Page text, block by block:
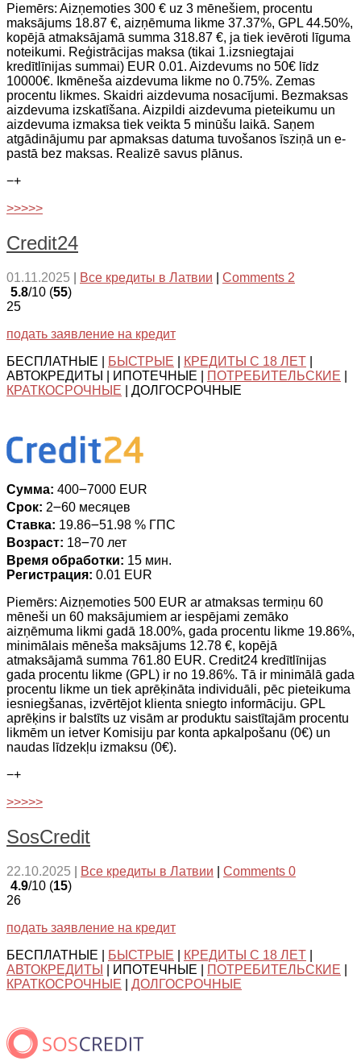
Piemērs: Aizņemoties 300 € uz 3 mēnešiem, procentu
maksājums 18.87 €, aizņēmuma likme 37.37%, GPL 44.50%,
kopējā atmaksājamā summa 318.87 €, ja tiek ievēroti līguma
noteikumi. Reģistrācijas maksa (tikai 1.izsniegtajai
kredītlīnijas summai) EUR 0.01. Aizdevums no 50€ līdz
10000€. Ikmēneša aizdevuma likme no 0.75%. Zemas
procentu likmes. Skaidri aizdevuma nosacījumi. Bezmaksas
aizdevuma izskatīšana. Aizpildi aizdevuma pieteikumu un
aizdevuma izmaksa tiek veikta 5 minūšu laikā. Saņem
atgādinājumu par apmaksas datuma tuvošanos īsziņā un e-
pastā bez maksas. Realizē savus plānus.
−+
>>>>>
Credit24
01.11.2025 Все кредиты в Латвии
Comments 2
5.8/10 (55)
25
подать заявление на кредит
БЕСПЛАТНЫЕ |
БЫСТРЫЕ КРЕДИТЫ С 18 ЛЕТ
АВТОКРЕДИТЫ | ИПОТЕЧНЫЕ |
ПОТРЕБИТЕЛЬСКИЕ
КРАТКОСРОЧНЫЕ | ДОЛГОСРОЧНЫЕ
Сумма: 400౼7000 EUR
Срок: 2౼60 месяцев
Ставка: 19.86౼51.98 % ГПС
Возраст: 18౼70 лет
Время обработки: 15 мин.
Регистрация: 0.01 EUR
Piemērs: Aizņemoties 500 EUR ar atmaksas termiņu 60
mēneši un 60 maksājumiem ar iespējami zemāko
aizņēmuma likmi gadā 18.00%, gada procentu likme 19.86%,
minimālais mēneša maksājums 12.78 €, kopējā
atmaksājamā summa 761.80 EUR. Credit24 kredītlīnijas
gada procentu likme (GPL) ir no 19.86%. Tā ir minimālā gada
procentu likme un tiek aprēķināta individuāli, pēc pieteikuma
iesniegšanas, izvērtējot klienta sniegto informāciju. GPL
aprēķins ir balstīts uz visām ar produktu saistītajām procentu
likmēm un ietver Komisiju par konta apkalpošanu (0€) un
naudas līdzekļu izmaksu (0€).
−+
>>>>>
SosCredit
22.10.2025 Все кредиты в Латвии
Comments 0
4.9/10 (15)
26
подать заявление на кредит
БЕСПЛАТНЫЕ |
БЫСТРЫЕ КРЕДИТЫ С 18 ЛЕТ
АВТОКРЕДИТЫ
| ИПОТЕЧНЫЕ | ПОТРЕБИТЕЛЬСКИЕ
КРАТКОСРОЧНЫЕ
ДОЛГОСРОЧНЫЕ